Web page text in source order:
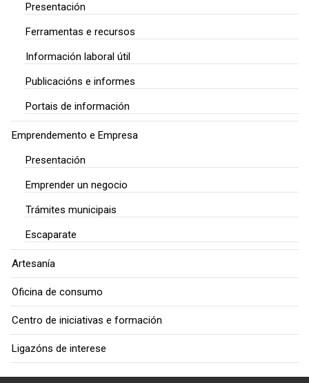
Presentación
Ferramentas e recursos
Información laboral útil
Publicacións e informes
Portais de información
Emprendemento e Empresa
Presentación
Emprender un negocio
Trámites municipais
Escaparate
Artesanía
Oficina de consumo
Centro de iniciativas e formación
Ligazóns de interese